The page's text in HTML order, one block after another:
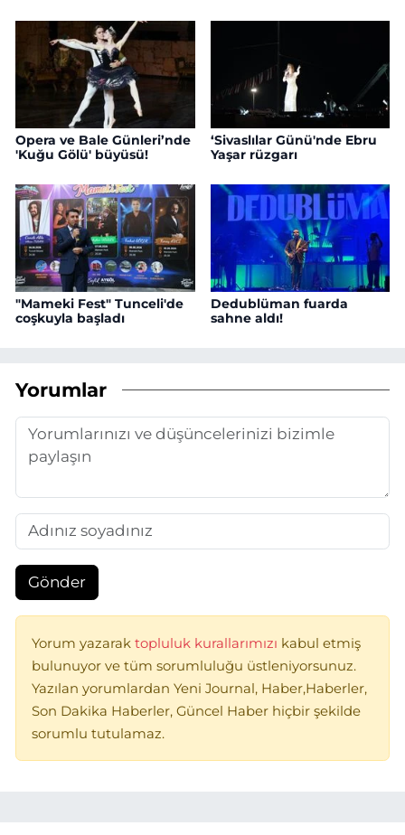
Opera ve Bale Günleri’nde
'Kuğu Gölü' büyüsü!
‘Sivaslılar Günü'nde Ebru
Yaşar rüzgarı
"Mameki Fest" Tunceli'de
coşkuyla başladı
Dedublüman fuarda
sahne aldı!
Yorumlar
Gönder
Yorum yazarak topluluk kurallarımızı kabul etmiş
bulunuyor ve tüm sorumluluğu üstleniyorsunuz.
Yazılan yorumlardan Yeni Journal, Haber,Haberler,
Son Dakika Haberler, Güncel Haber hiçbir şekilde
sorumlu tutulamaz.